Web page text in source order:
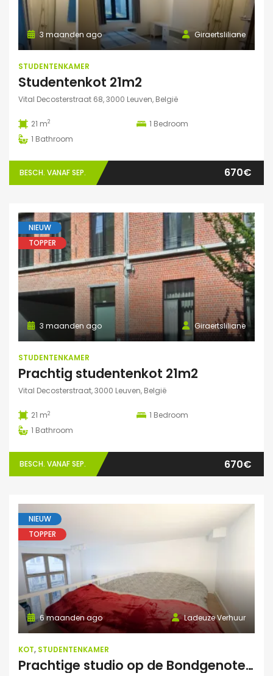
Giraertsliliane
3 maanden ago
STUDENTENKAMER
Studentenkot 21m2
Vital Decosterstraat 68, 3000 Leuven, België
21 m2 1 Bedroom
1 Bathroom
BESCH. VANAF SEP. 670€
NIEUW
TOPPER
Giraertsliliane
3 maanden ago
STUDENTENKAMER
Prachtig studentenkot 21m2
Vital Decosterstraat, 3000 Leuven, België
21 m2 1 Bedroom
1 Bathroom
BESCH. VANAF SEP. 670€
NIEUW
TOPPER
Ladeuze Verhuur
6 maanden ago
KOT, STUDENTENKAMER
Prachtige studio op de Bondgenotenlaan